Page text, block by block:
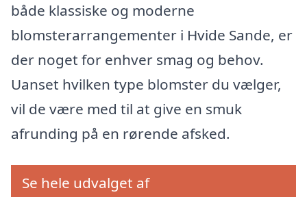
både klassiske og moderne
blomsterarrangementer i Hvide Sande, er
der noget for enhver smag og behov.
Uanset hvilken type blomster du vælger,
vil de være med til at give en smuk
afrunding på en rørende afsked.
Se hele udvalget af